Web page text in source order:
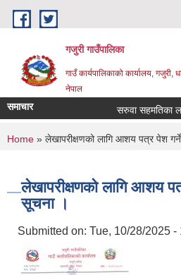
Skip to main content
गजुरी गाउँपालिका
गाउँ कार्यपालिकाको कार्यालय, गजुरी,
नेपाल
समाचार सरुवा सहमतिका
You are here
Home » लेखापरीक्षणको लागि आशय पत्र पेश
लेखापरीक्षणको लागि आशय
सूचना ।
Submitted on: Tue, 10/28/2025 -